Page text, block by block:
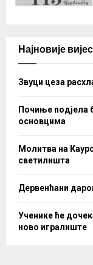
Најновије
Звуци цеза
Почиње подјела
основцима
Молитва на
светилишта
Дервенћани
Ученике ће
ново игралиште